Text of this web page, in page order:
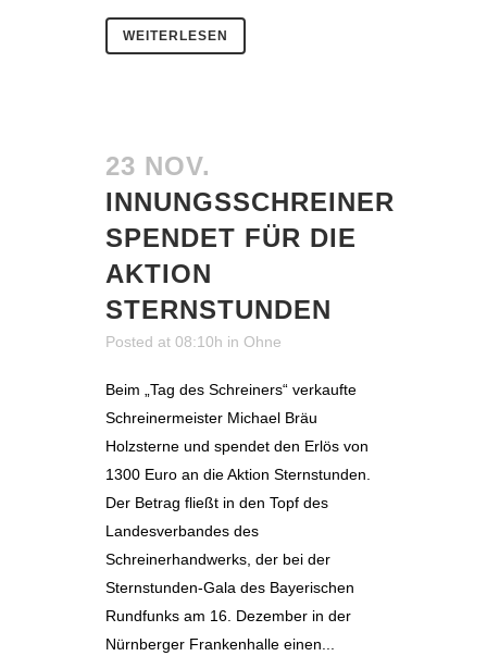
WEITERLESEN
23 NOV.
INNUNGSSCHREINER
SPENDET FÜR DIE
AKTION
STERNSTUNDEN
Posted at 08:10h in Ohne
Beim „Tag des Schreiners“ verkaufte
Schreinermeister Michael Bräu
Holzsterne und spendet den Erlös von
1300 Euro an die Aktion Sternstunden.
Der Betrag fließt in den Topf des
Landesverbandes des
Schreinerhandwerks, der bei der
Sternstunden-Gala des Bayerischen
Rundfunks am 16. Dezember in der
Nürnberger Frankenhalle einen...